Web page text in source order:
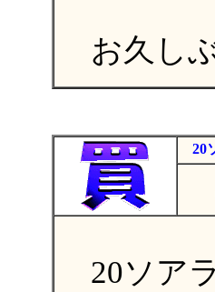
お久し
20
20ソア